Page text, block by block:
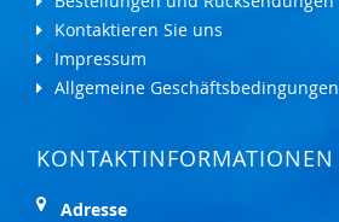
Kontaktieren Sie uns
Impressum
Allgemeine Geschäftsbedingungen
KONTAKTINFORMATIONEN
Adresse